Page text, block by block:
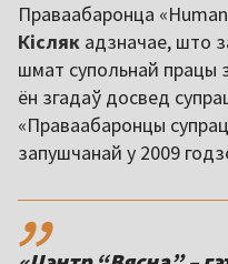
Праваабаронца «
Кісляк адзначае, што
шмат супольнай працы
ён згадаў досвед
«Праваабаронцы
запушчанай у 2009
,,